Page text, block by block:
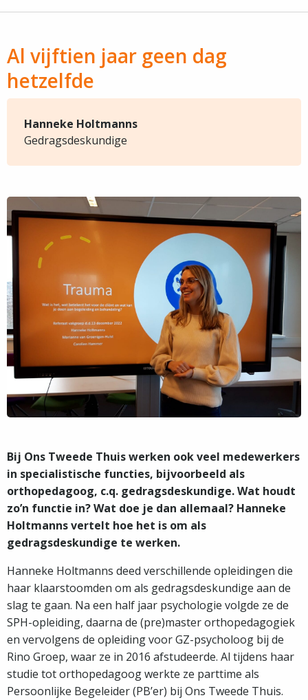
Al vijftien jaar geen dag
hetzelfde
Hanneke Holtmanns
Gedragsdeskundige
Bij Ons Tweede Thuis werken ook veel medewerkers
in specialistische functies, bijvoorbeeld als
orthopedagoog, c.q. gedragsdeskundige. Wat houdt
zo’n functie in? Wat doe je dan allemaal? Hanneke
Holtmanns vertelt hoe het is om als
gedragsdeskundige te werken.
Hanneke Holtmanns deed verschillende opleidingen die
haar klaarstoomden om als gedragsdeskundige aan de
slag te gaan. Na een half jaar psychologie volgde ze de
SPH-opleiding, daarna de (pre)master orthopedagogiek
en vervolgens de opleiding voor GZ-psycholoog bij de
Rino Groep, waar ze in 2016 afstudeerde. Al tijdens haar
studie tot orthopedagoog werkte ze parttime als
Persoonlijke Begeleider (PB’er) bij Ons Tweede Thuis.